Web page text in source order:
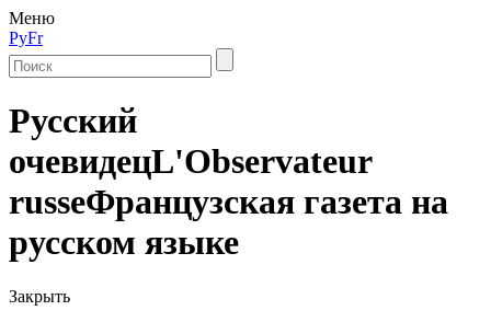
Меню
РуFr
Русский
очевидецL'Observateur
russeФранцузская газета на
русском языке
Закрыть